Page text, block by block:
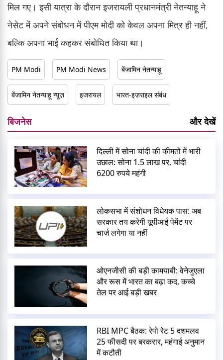
मिल गए। इसी यात्रा के दौरान इजरायली प्रधानमंत्री नेतन्याहू ने
नेसेट में अपने संबोधन में पीएम मोदी को केवल अपना मित्र ही नहीं,
बल्कि अपना भाई कहकर संबोधित किया था।
PM Modi PM Modi News बेंजामिन नेतन्याहू
बेंजामिन नेतन्याहू न्यूज़ इजरायल भारत-इज़राइल संबंध
बिजनेस और देखें
दिल्ली में सोना चांदी की कीमतों में भारी
उछाल: सोना 1.5 लाख पर, चांदी
6200 रुपये महंगी
लोकसभा में संशोधन विधेयक पास: अब
सरकार तय करेगी यूपीआई पेमेंट पर
चार्ज लगेगा या नहीं
ओएनजीसी की बड़ी कामयाबी: वेनेजुएला
और रूस में भारत का बढ़ा कद, कच्चे
तेल पर आई बड़ी खबर
RBI MPC बैठक: रेपो रेट 5 दशमलव
25 फीसदी पर बरकरार, महंगाई अनुमान
में कटौती